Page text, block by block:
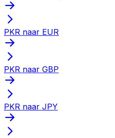
PKR naar EUR
PKR naar GBP
PKR naar JPY